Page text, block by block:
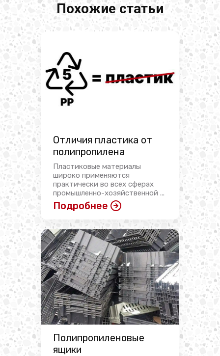
Похожие статьи
Отличия пластика от
полипропилена
Пластиковые материалы
широко применяются
практически во всех сферах
промышленно-хозяйственной ...
Подробнее
Полипропиленовые
ящики